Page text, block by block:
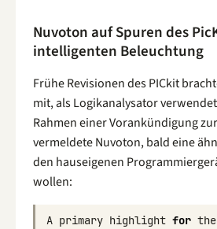
Nuvoton auf Spuren des
intelligenten Beleuchtung
Frühe Revisionen des PICkit
mit, als Logikanalysator
Rahmen einer Vorankündigung
vermeldete Nuvoton, bald eine
den hauseigenen
wollen:
A primary highlight for the